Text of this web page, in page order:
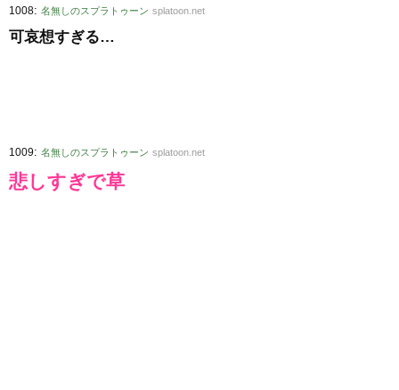
1008: 名無しのスプラトゥーン splatoon.net
可哀想すぎる…
1009: 名無しのスプラトゥーン splatoon.net
悲しすぎで草